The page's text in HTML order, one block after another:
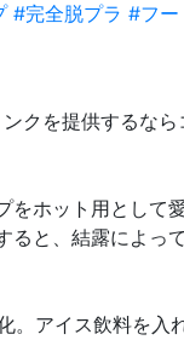
#完全脱プラ #フー
クを提供するなら
をホット用として
ると、結露によっ
。アイス飲料を入